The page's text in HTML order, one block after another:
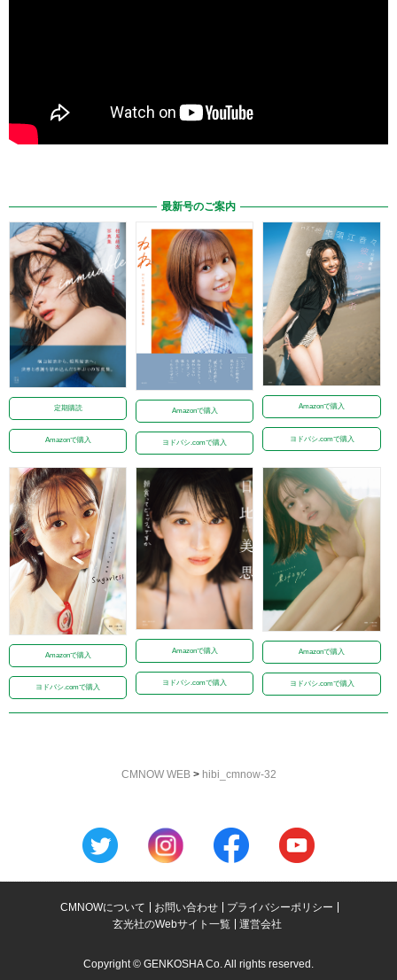
最新号のご案内
定期購読
Amazonで購入
Amazonで購入
ヨドバシ.comで購入
Amazonで購入
ヨドバシ.comで購入
Amazonで購入
ヨドバシ.comで購入
Amazonで購入
ヨドバシ.comで購入
Amazonで購入
ヨドバシ.comで購入
CMNOW WEB> hibi_cmnow-32
CMNOWについて お問い合わせ
プライバシーポリシー
玄光社のWebサイト一覧
運営会社
Copyright © GENKOSHA Co. All rights reserved.